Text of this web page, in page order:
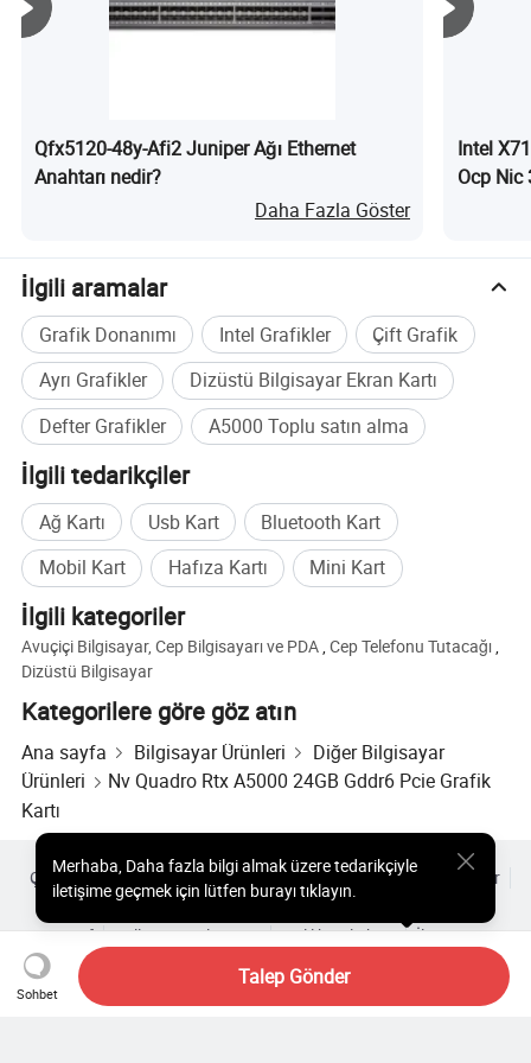
Neden TELEFLY'İ ortağınızdan biri olarak
SEÇEMİN?
Qfx5120-48y-Afi2 Juniper Ağı Ethernet
Anahtarı nedir?
Daha Fazla Göster
Intel
Ocp Nic
İlgili aramalar
Grafik Donanımı Intel Grafikler
Çift Grafik
Ayrı Grafikler
Dizüstü Bilgisayar Ekran Kartı
Defter Grafikler
A5000 Toplu satın alma
İlgili tedarikçiler
Ağ Kartı Usb Kart
Bluetooth Kart
Mobil Kart
Hafıza Kartı Mini Kart
İlgili kategoriler
Avuçiçi Bilgisayar, Cep Bilgisayarı ve PDA,Cep Telefonu Tutacağı,
Dizüstü Bilgisayar
Kategorilere göre göz atın
Ana sayfa Bilgisayar Ürünleri
Diğer Bilgisayar
Ürünleri
Nv Quadro Rtx A5000 24GB Gddr6 Pcie Grafik
Kartı
Sohbet
Talep Gönder
Merhaba, Daha fazla bilgi almak üzere tedarikçiyle
iletişime geçmek için lütfen burayı tıklayın.
Çok Satılan Ürünler Sıcak Ürünler Fiyatı
Toptan Sıcak Ürünler
Yıldız alıcı
PC Sitesi
Analizler
Zarf
Kullanıcı Sözleşmesi Gizlilik Politikası
İletişim
Copyright © 2026 Focus Technology Co., Ltd. All Rights Reserved